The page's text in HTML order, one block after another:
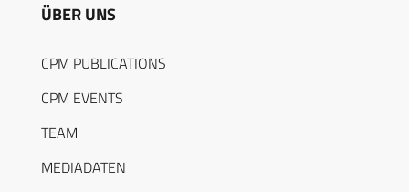
ÜBER UNS
CPM PUBLICATIONS
CPM EVENTS
TEAM
MEDIADATEN